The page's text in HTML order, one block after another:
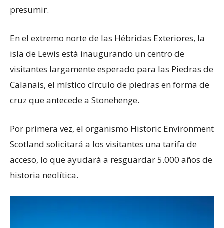
presumir.
En el extremo norte de las Hébridas Exteriores, la
isla de Lewis está inaugurando un centro de
visitantes largamente esperado para las Piedras de
Calanais, el místico círculo de piedras en forma de
cruz que antecede a Stonehenge.
Por primera vez, el organismo Historic Environment
Scotland solicitará a los visitantes una tarifa de
acceso, lo que ayudará a resguardar 5.000 años de
historia neolítica.